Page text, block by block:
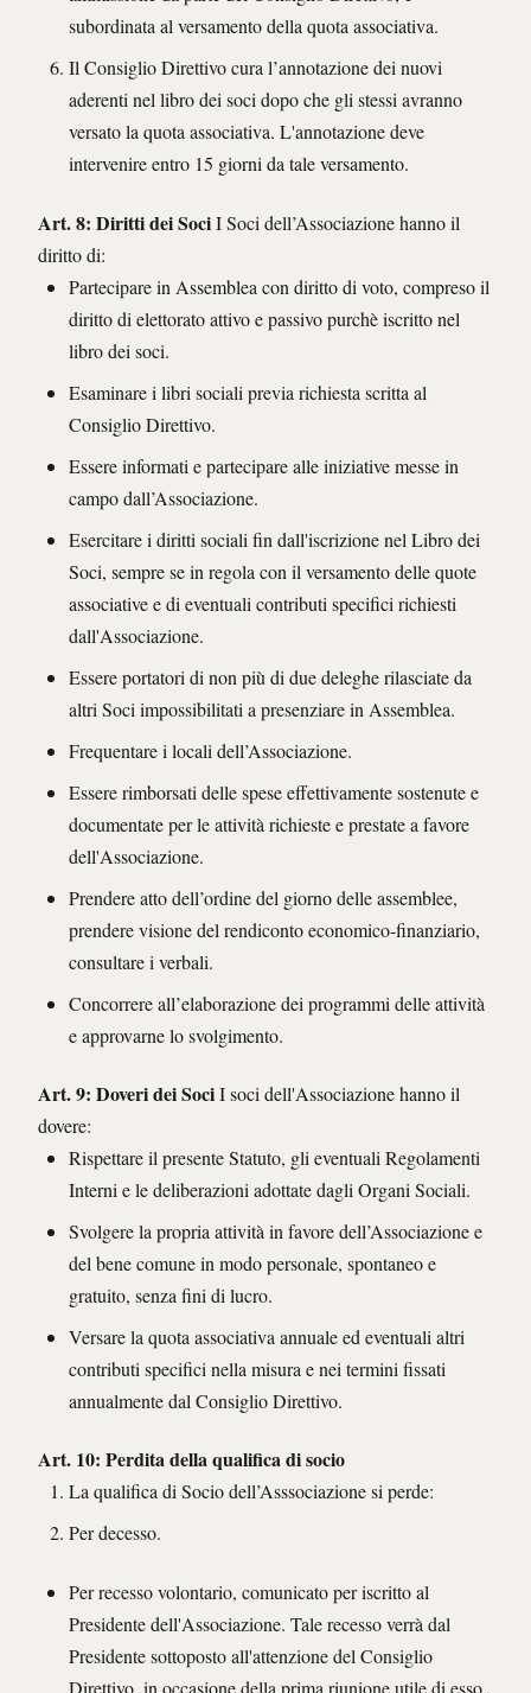
subordinata al versamento della quota associativa.
Il Consiglio Direttivo cura l’annotazione dei nuovi
aderenti nel libro dei soci dopo che gli stessi avranno
versato la quota associativa. L'annotazione deve
intervenire entro 15 giorni da tale versamento.
Art. 8: Diritti dei SociI Soci dell’Associazione hanno il
diritto di:
Partecipare in Assemblea con diritto di voto, compreso il
diritto di elettorato attivo e passivo purchè iscritto nel
libro dei soci.
Esaminare i libri sociali previa richiesta scritta al
Consiglio Direttivo.
Essere informati e partecipare alle iniziative messe in
campo dall’Associazione.
Esercitare i diritti sociali fin dall'iscrizione nel Libro dei
Soci, sempre se in regola con il versamento delle quote
associative e di eventuali contributi specifici richiesti
dall'Associazione.
Essere portatori di non più di due deleghe rilasciate da
altri Soci impossibilitati a presenziare in Assemblea.
Frequentare i locali dell’Associazione.
Essere rimborsati delle spese effettivamente sostenute e
documentate per le attività richieste e prestate a favore
dell'Associazione.
Prendere atto dell’ordine del giorno delle assemblee,
prendere visione del rendiconto economico-finanziario,
consultare i verbali.
Concorrere all’elaborazione dei programmi delle attività
e approvarne lo svolgimento.
Art. 9: Doveri dei SociI soci dell'Associazione hanno il
dovere:
Rispettare il presente Statuto, gli eventuali Regolamenti
Interni e le deliberazioni adottate dagli Organi Sociali.
Svolgere la propria attività in favore dell’Associazione e
del bene comune in modo personale, spontaneo e
gratuito, senza fini di lucro.
Versare la quota associativa annuale ed eventuali altri
contributi specifici nella misura e nei termini fissati
annualmente dal Consiglio Direttivo.
Art. 10: Perdita della qualifica di socio
La qualifica di Socio dell’Asssociazione si perde:
Per decesso.
Per recesso volontario, comunicato per iscritto al
Presidente dell'Associazione. Tale recesso verrà dal
Presidente sottoposto all'attenzione del Consiglio
Direttivo, in occasione della prima riunione utile di esso,